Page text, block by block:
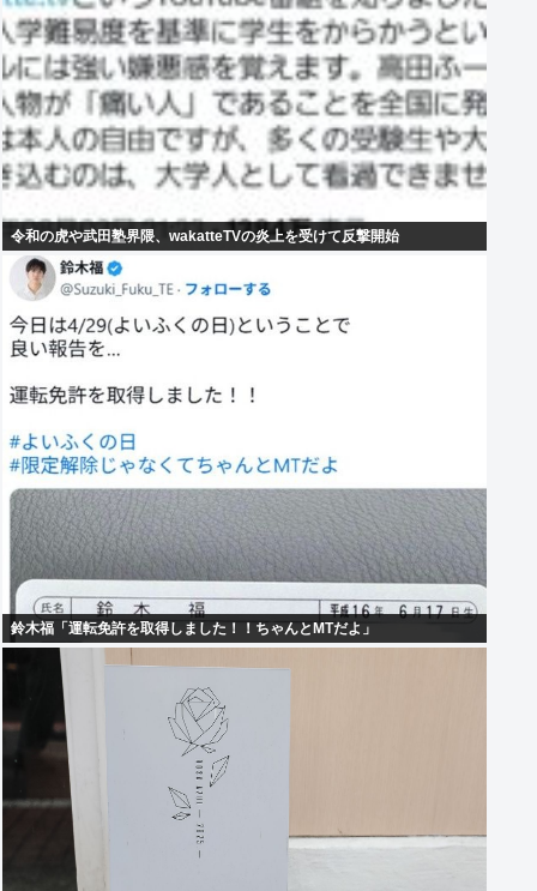
令和の虎や武田塾界隈、wakatteTVの炎上を受けて反撃開始
鈴木福「運転免許を取得しました！！ちゃんとMTだよ」